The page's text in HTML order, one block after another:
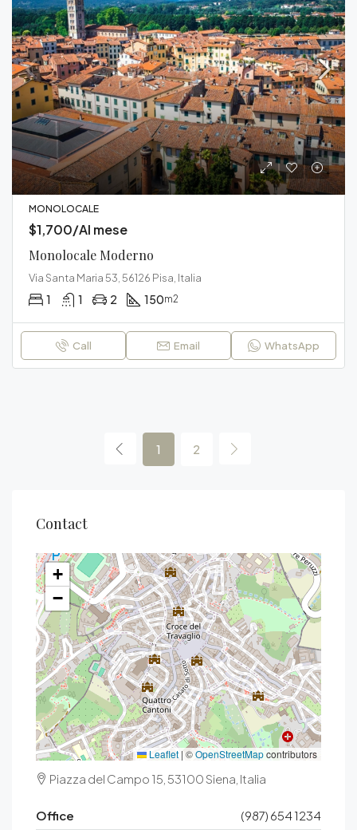
MONOLOCALE
$1,700/Al mese
Monolocale Moderno
Via Santa Maria 53, 56126 Pisa, Italia
1 1 2 150m2
Call Email WhatsApp
1 2
Contact
+
−
Leaflet | ©OpenStreetMapcontributors
Piazza del Campo 15, 53100 Siena, Italia
Office
(987) 654 1234